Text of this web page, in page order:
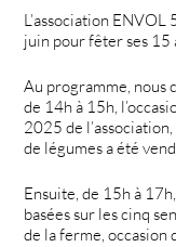
L’association
juin pour fêter ses 15
Au programme, nous
de 14h à 15h,
2025 de
de légumes a été
Ensuite, de 15h à
basées sur les cinq
de la ferme, occasion